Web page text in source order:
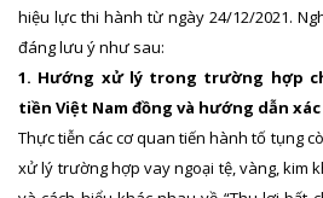
hiệu lực thi hành từ ngày 24/12/2021.
đáng lưu ý như sau:
1. Hướng xử lý trong trường hợp
tiền Việt Nam đồng và hướng dẫn
Thực tiễn các cơ quan tiến hành tố tụng
xử lý trường hợp vay ngoại tệ, vàng, kim